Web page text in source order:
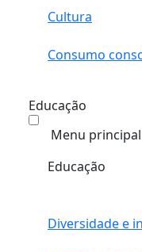
Cultura
Consumo
Educação
Menu principal
Educação
Diversidade e